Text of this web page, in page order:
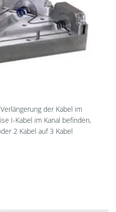
der Kabel im
I-Kabel im Kanal befinden,
2 Kabel auf 3 Kabel